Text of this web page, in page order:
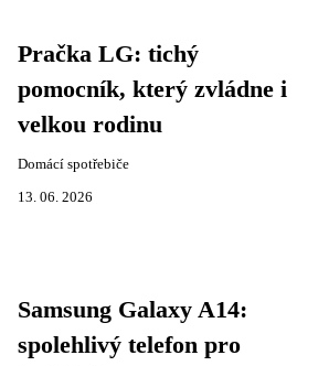
Pračka LG: tichý
pomocník, který zvládne i
velkou rodinu
Domácí spotřebiče
13. 06. 2026
Samsung Galaxy A14:
spolehlivý telefon pro